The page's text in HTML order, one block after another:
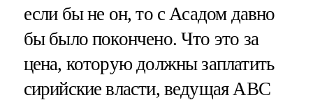
если бы не он, то с Асадом давно
бы было покончено. Что это за
цена, которую должны заплатить
сирийские власти, ведущая ABC